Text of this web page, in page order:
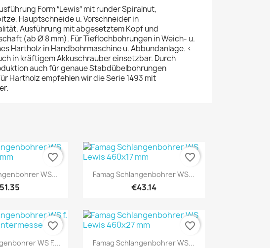
Form ″Lewis″ mit runder Spiralnut,
Hauptschneide u. Vorschneider in
Ausführung mit abgesetztem Kopf und
(ab Ø 8 mm). Für Tieflochbohrungen in Weich- u.
Hartholz in Handbohrmaschine u. Abbundanlage. <
in kräftigem Akkuschrauber einsetzbar. Durch
auch für genaue Stabdübelbohrungen
Hartholz empfehlen wir die Serie 1493 mit
view WS...
favorite_border
Quick view
Famag Schlangenbohrer WS...
€43.14
favorite_border
viewWS F....
favorite_border
Quick view
Famag Schlangenbohrer WS...
favorite_border